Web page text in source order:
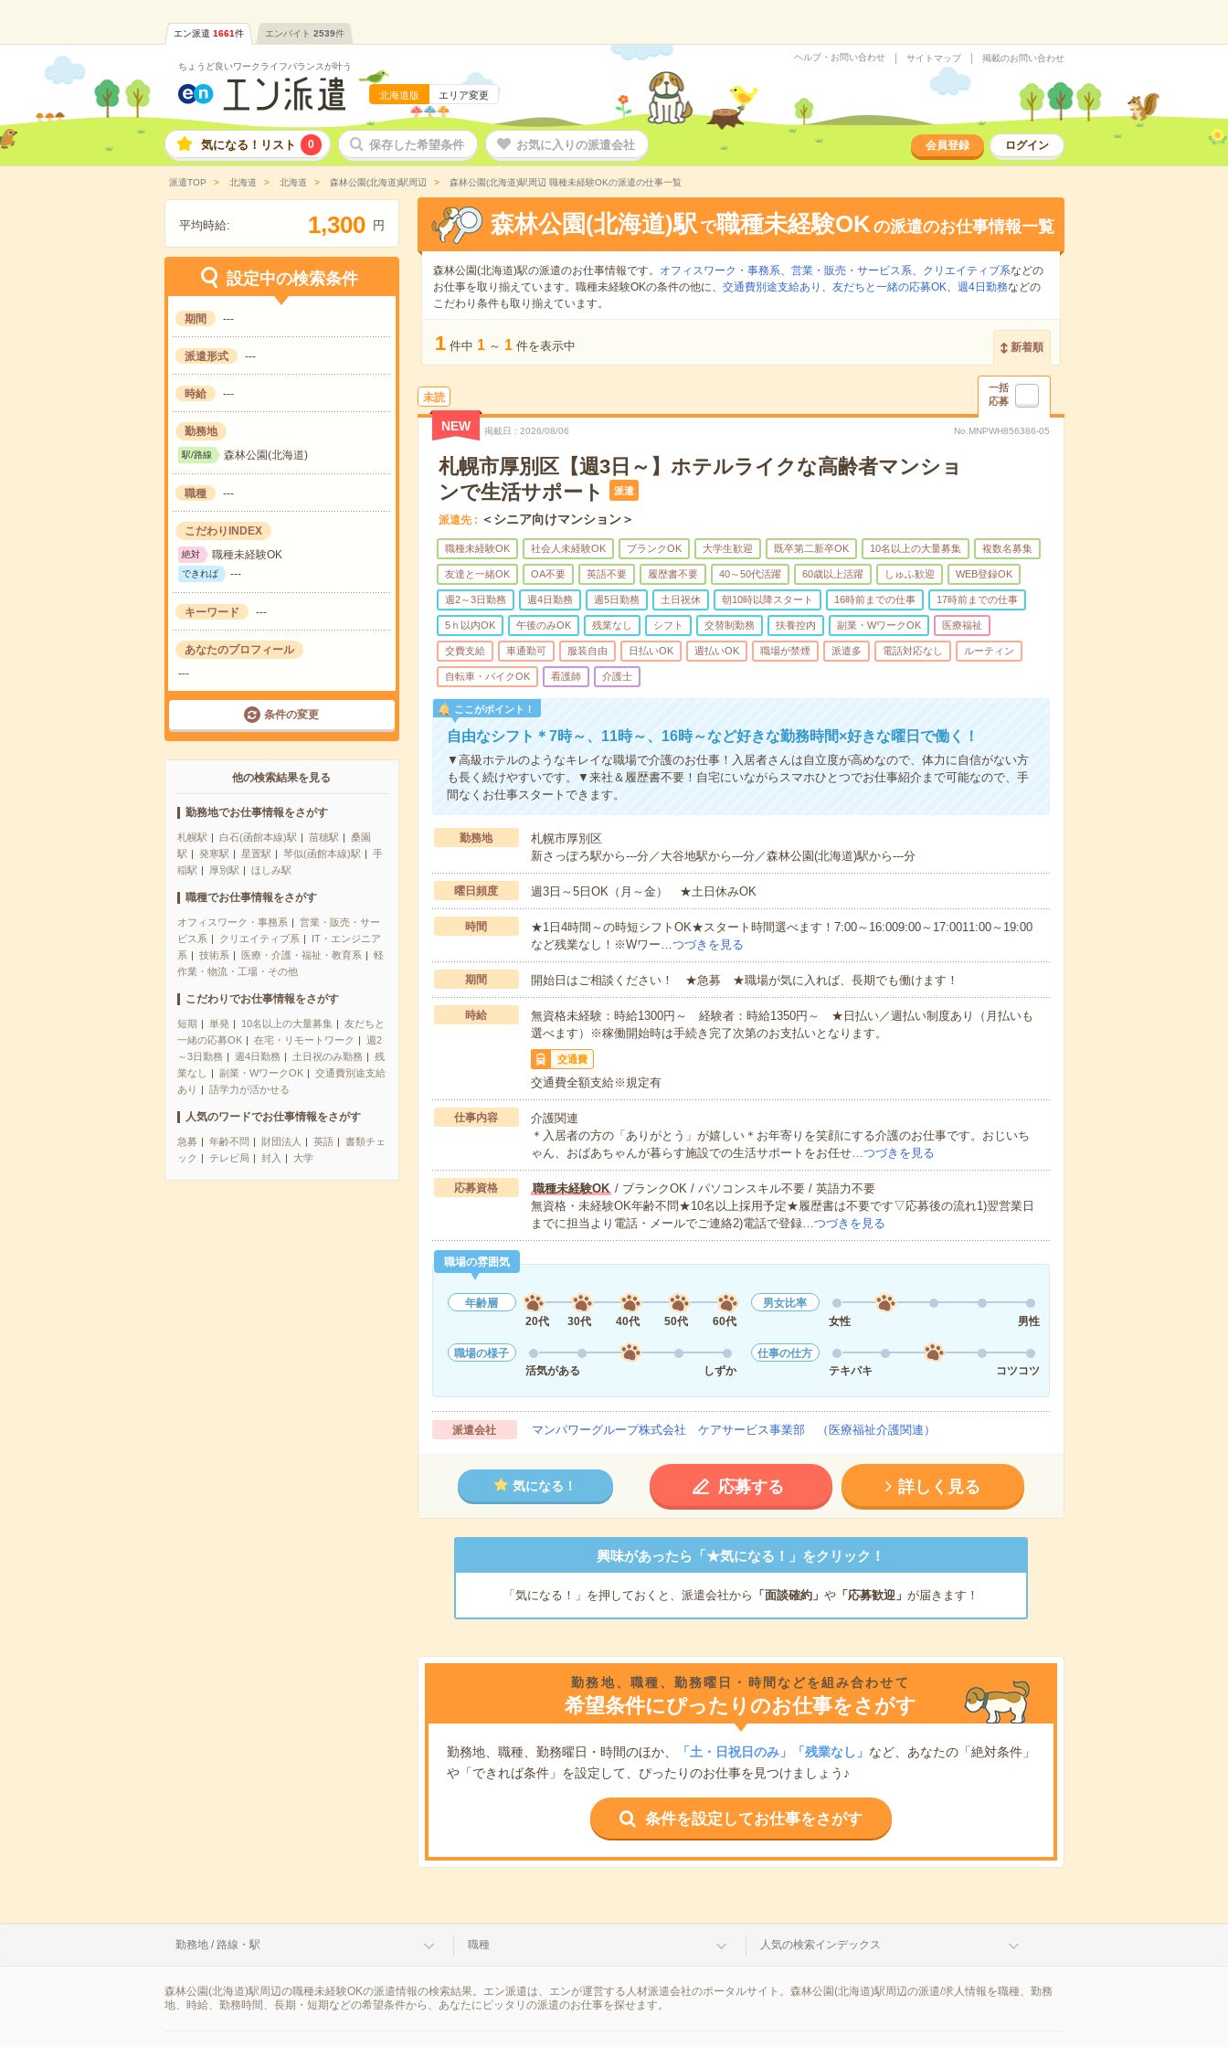
エン派遣 1661件 エンバイト 2539件
ちょうど良いワークライフバランスが叶う
北海道版 エリア変更
ヘルプ・お問い合わせ サイトマップ 掲載のお問い合わせ
気になる！リスト 0 保存した希望条件 お気に入りの派遣会社 会員登録 ログイン
派遣TOP 北海道 北海道 森林公園(北海道)駅周辺 森林公園(北海道)駅周辺 職種未経験OKの派遣の仕事一覧
平均時給: 1,300 円
設定中の検索条件
期間 ---
派遣形式 ---
時給 ---
勤務地
駅/路線 森林公園(北海道)
職種 ---
こだわりINDEX
絶対 職種未経験OK
できれば ---
キーワード ---
あなたのプロフィール
---
条件の変更
他の検索結果を見る
勤務地でお仕事情報をさがす
札幌駅 白石(函館本線)駅 苗穂駅
桑園
駅
発寒駅 星置駅 琴似(函館本線)駅
手
稲駅
厚別駅 ほしみ駅
職種でお仕事情報をさがす
オフィスワーク・事務系
営業・販売・サー
ビス系
クリエイティブ系
IT・エンジニア
系
技術系 医療・介護・福祉・教育系
軽
作業・物流・工場・その他
こだわりでお仕事情報をさがす
短期 単発 10名以上の大量募集
友だちと
一緒の応募OK
在宅・リモートワーク
週2
～3日勤務
週4日勤務 土日祝のみ勤務
残
業なし
副業・WワークOK
交通費別途支給
あり
語学力が活かせる
人気のワードでお仕事情報をさがす
急募 年齢不問 財団法人 英語
書類チェ
ック
テレビ局 封入 大学
森林公園(北海道)駅 で職種未経験OKの派遣のお仕事情報一覧
森林公園(北海道)駅の派遣のお仕事情報です。 オフィスワーク・事務系、 営業・販売・サービス系、 クリエイティブ系などの
お仕事を取り揃えています。職種未経験OKの条件の他に、 交通費別途支給あり 、 友だちと一緒の応募OK、 週4日勤務などの
こだわり条件も取り揃えています。
1 件中 1 ～ 1 件を表示中 新着順
未読
一括
応募
NEW 掲載日 2026/08/06 No.MNPWH856386-05
札幌市厚別区【週3日～】ホテルライクな高齢者マンショ
ンで生活サポート
派遣
派遣先 ＜シニア向けマンション＞
職種未経験OK 社会人未経験OK ブランクOK 大学生歓迎 既卒第二新卒OK 10名以上の大量募集 複数名募集
友達と一緒OK OA不要 英語不要 履歴書不要 40～50代活躍 60歳以上活躍 しゅふ歓迎 WEB登録OK
週2～3日勤務 週4日勤務 週5日勤務 土日祝休 朝10時以降スタート 16時前までの仕事 17時前までの仕事
5ｈ以内OK 午後のみOK 残業なし シフト 交替制勤務 扶養控内 副業・WワークOK 医療福祉
交費支給 車通勤可 服装自由 日払いOK 週払いOK 職場が禁煙 派遣多 電話対応なし ルーティン
自転車・バイクOK 看護師 介護士
ここがポイント！
自由なシフト＊7時～、11時～、16時～など好きな勤務時間×好きな曜日で働く！
▼高級ホテルのようなキレイな職場で介護のお仕事！入居者さんは自立度が高めなので、体力に自信がない方
も長く続けやすいです。▼来社＆履歴書不要！自宅にいながらスマホひとつでお仕事紹介まで可能なので、手
間なくお仕事スタートできます。
勤務地
札幌市厚別区
新さっぽろ駅から---分／大谷地駅から---分／森林公園(北海道)駅から---分
曜日頻度 週3日～5日OK（月～金） ★土日休みOK
時間
★1日4時間～の時短シフトOK★スタート時間選べます！7:00～16:009:00～17:0011:00～19:00
など残業なし！※Wワー…つづきを見る
期間 開始日はご相談ください！ ★急募 ★職場が気に入れば、長期でも働けます！
時給
無資格未経験：時給1300円～ 経験者：時給1350円～ ★日払い／週払い制度あり（月払いも
選べます）※稼働開始時は手続き完了次第のお支払いとなります。
交通費
交通費全額支給※規定有
仕事内容
介護関連
＊入居者の方の「ありがとう」が嬉しい＊お年寄りを笑顔にする介護のお仕事です。おじいち
ゃん、おばあちゃんが暮らす施設での生活サポートをお任せ…つづきを見る
応募資格 職種未経験OK/ ブランクOK / パソコンスキル不要 / 英語力不要
無資格・未経験OK年齢不問★10名以上採用予定★履歴書は不要です▽応募後の流れ1)翌営業日
までに担当より電話・メールでご連絡2)電話で登録…つづきを見る
職場の雰囲気
年齢層
20代
30代 40代 50代 60代
男女比率
女性
男性
職場の様子
活気がある
しずか
仕事の仕方
テキパキ
コツコツ
派遣会社 マンパワーグループ株式会社 ケアサービス事業部 （医療福祉介護関連）
気になる！ 応募する 詳しく見る
興味があったら「★気になる！」をクリック！
「気になる！」を押しておくと、派遣会社から 「面談確約」 や「応募歓迎」 が届きます！
勤務地、職種、勤務曜日・時間などを組み合わせて
希望条件にぴったりのお仕事をさがす
勤務地、職種、勤務曜日・時間のほか、 「土・日祝日のみ」「残業なし」 など、あなたの「絶対条件」
や「できれば条件」を設定して、ぴったりのお仕事を見つけましょう♪
条件を設定してお仕事をさがす
勤務地 / 路線・駅 職種 人気の検索インデックス
森林公園(北海道)駅周辺の職種未経験OKの派遣情報の検索結果。エン派遣は、エンが運営する人材派遣会社のポータルサイト。森林公園(北海道)駅周辺の派遣/求人情報を職種、勤務
地、時給、勤務時間、長期・短期などの希望条件から、あなたにピッタリの派遣のお仕事を探せます。